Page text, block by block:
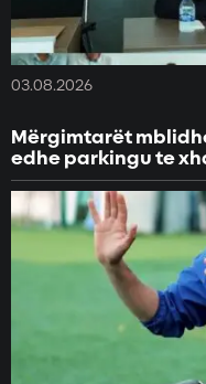
03.08.2026
Mërgimtarët
edhe parkingu te